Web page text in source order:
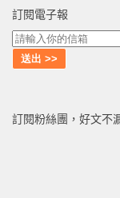
訂閱電子報
訂閱粉絲團，好文不